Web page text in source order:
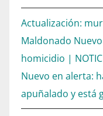
Actualización:
Maldonado
homicidio |
Nuevo en alerta:
apuñalado y está